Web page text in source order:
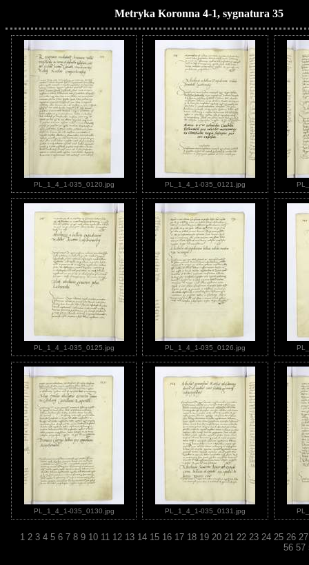
Metryka Koronna 4-1, sygnatura 35
PL_1_4_1-035_0120.jpg PL_1_4_1-035_0121.jpg
PL_1_4_1-035_0125.jpg PL_1_4_1-035_0126.jpg
PL_1_4_1-035_0130.jpg PL_1_4_1-035_0131.jpg
1 2 3 4 5 6 7 8 9 10 11 12 13 14 15 16 17 18 19 20 21 22 23 24 25 26
56 57